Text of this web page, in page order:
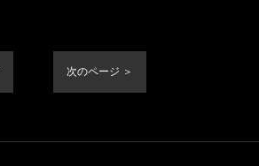
次のページ ＞